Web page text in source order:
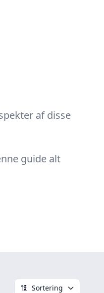
af disse
guide alt
Sortering